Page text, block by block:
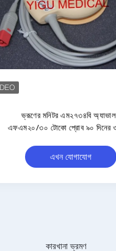
M2734B আল্ট্রাসাউন্ড প্রোব
জরায়ু সংকোচন প্রোব FM20
এখন যোগাযোগ
কারখানা ভ্রমণ